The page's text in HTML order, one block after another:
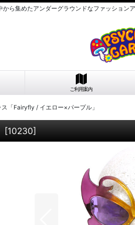
から集めたアンダーグラウンドなファッション
ご利用案内
「Fairyfly / イエロー×パープル」
[10230]